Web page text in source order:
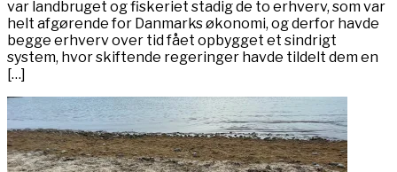
var landbruget og fiskeriet stadig de to erhverv, som var
helt afgørende for Danmarks økonomi, og derfor havde
begge erhverv over tid fået opbygget et sindrigt
system, hvor skiftende regeringer havde tildelt dem en
[…]